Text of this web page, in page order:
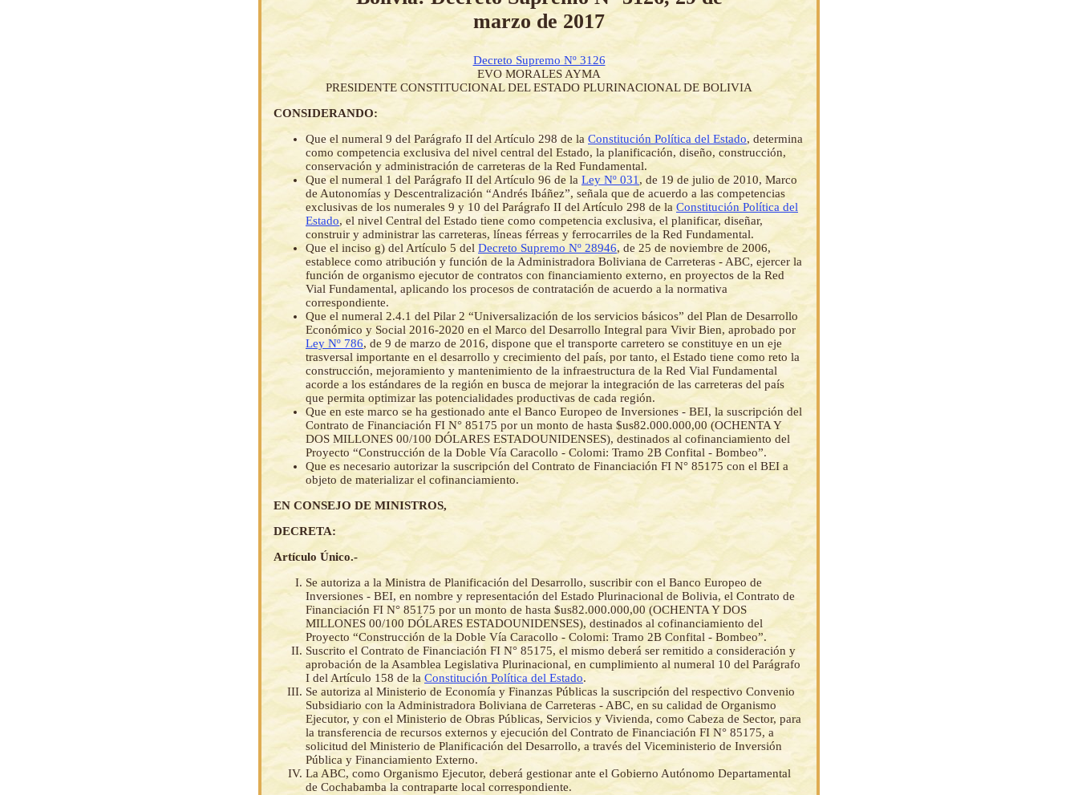
marzo de 2017
Decreto Supremo Nº 3126
EVO MORALES AYMA
PRESIDENTE CONSTITUCIONAL DEL ESTADO PLURINACIONAL DE BOLIVIA
CONSIDERANDO:
Que el numeral 9 del Parágrafo II del Artículo 298 de la Constitución Política del Estado, determina
como competencia exclusiva del nivel central del Estado, la planificación, diseño, construcción,
conservación y administración de carreteras de la Red Fundamental.
Que el numeral 1 del Parágrafo II del Artículo 96 de la Ley Nº 031 , de 19 de julio de 2010, Marco
de Autonomías y Descentralización “Andrés Ibáñez”, señala que de acuerdo a las competencias
exclusivas de los numerales 9 y 10 del Parágrafo II del Artículo 298 de la Constitución Política del
Estado, el nivel Central del Estado tiene como competencia exclusiva, el planificar, diseñar,
construir y administrar las carreteras, líneas férreas y ferrocarriles de la Red Fundamental.
Que el inciso g) del Artículo 5 del Decreto Supremo Nº 28946, de 25 de noviembre de 2006,
establece como atribución y función de la Administradora Boliviana de Carreteras - ABC, ejercer la
función de organismo ejecutor de contratos con financiamiento externo, en proyectos de la Red
Vial Fundamental, aplicando los procesos de contratación de acuerdo a la normativa
correspondiente.
Que el numeral 2.4.1 del Pilar 2 “Universalización de los servicios básicos” del Plan de Desarrollo
Económico y Social 2016-2020 en el Marco del Desarrollo Integral para Vivir Bien, aprobado por
Ley Nº 786, de 9 de marzo de 2016, dispone que el transporte carretero se constituye en un eje
trasversal importante en el desarrollo y crecimiento del país, por tanto, el Estado tiene como reto la
construcción, mejoramiento y mantenimiento de la infraestructura de la Red Vial Fundamental
acorde a los estándares de la región en busca de mejorar la integración de las carreteras del país
que permita optimizar las potencialidades productivas de cada región.
Que en este marco se ha gestionado ante el Banco Europeo de Inversiones - BEI, la suscripción del
Contrato de Financiación FI N° 85175 por un monto de hasta $us82.000.000,00 (OCHENTA Y
DOS MILLONES 00/100 DÓLARES ESTADOUNIDENSES), destinados al cofinanciamiento del
Proyecto “Construcción de la Doble Vía Caracollo - Colomi: Tramo 2B Confital - Bombeo”.
Que es necesario autorizar la suscripción del Contrato de Financiación FI N° 85175 con el BEI a
objeto de materializar el cofinanciamiento.
EN CONSEJO DE MINISTROS,
DECRETA:
Artículo Único.-
Se autoriza a la Ministra de Planificación del Desarrollo, suscribir con el Banco Europeo de
Inversiones - BEI, en nombre y representación del Estado Plurinacional de Bolivia, el Contrato de
Financiación FI N° 85175 por un monto de hasta $us82.000.000,00 (OCHENTA Y DOS
MILLONES 00/100 DÓLARES ESTADOUNIDENSES), destinados al cofinanciamiento del
Proyecto “Construcción de la Doble Vía Caracollo - Colomi: Tramo 2B Confital - Bombeo”.
Suscrito el Contrato de Financiación FI N° 85175, el mismo deberá ser remitido a consideración y
aprobación de la Asamblea Legislativa Plurinacional, en cumplimiento al numeral 10 del Parágrafo
I del Artículo 158 de la Constitución Política del Estado.
Se autoriza al Ministerio de Economía y Finanzas Públicas la suscripción del respectivo Convenio
Subsidiario con la Administradora Boliviana de Carreteras - ABC, en su calidad de Organismo
Ejecutor, y con el Ministerio de Obras Públicas, Servicios y Vivienda, como Cabeza de Sector, para
la transferencia de recursos externos y ejecución del Contrato de Financiación FI N° 85175, a
solicitud del Ministerio de Planificación del Desarrollo, a través del Viceministerio de Inversión
Pública y Financiamiento Externo.
La ABC, como Organismo Ejecutor, deberá gestionar ante el Gobierno Autónomo Departamental
de Cochabamba la contraparte local correspondiente.